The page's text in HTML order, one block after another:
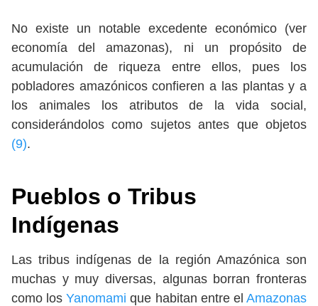
No existe un notable excedente económico (ver
economía del amazonas), ni un propósito de
acumulación de riqueza entre ellos, pues los
pobladores amazónicos confieren a las plantas y a
los animales los atributos de la vida social,
considerándolos como sujetos antes que objetos
(9).
Pueblos o Tribus
Indígenas
Las tribus indígenas de la región Amazónica son
muchas y muy diversas, algunas borran fronteras
como losYanomamique habitan entre elAmazonas